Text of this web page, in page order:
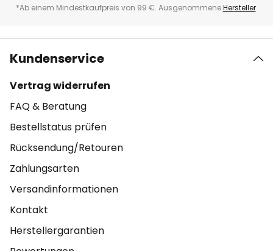
*Ab einem Mindestkaufpreis von 99 €. AusgenommeneHersteller.
Kundenservice
Vertrag widerrufen
FAQ & Beratung
Bestellstatus prüfen
Rücksendung/Retouren
Zahlungsarten
Versandinformationen
Kontakt
Herstellergarantien